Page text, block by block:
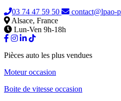
03 74 47 59 50
contact@lpao-
Alsace, France
Lun-Ven 9h-18h
Pièces auto les plus vendues
Moteur occasion
Boite de vitesse occasion